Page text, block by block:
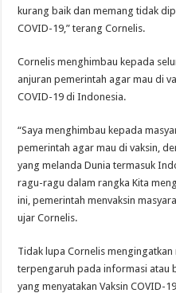
kurang baik dan memang tidak
COVID-19,” terang Cornelis.
Cornelis menghimbau kepada
anjuran pemerintah agar mau di
COVID-19 di Indonesia.
“Saya menghimbau kepada
pemerintah agar mau di vaksin,
yang melanda Dunia termasuk
ragu-ragu dalam rangka Kita
ini, pemerintah menvaksin
ujar Cornelis.
Tidak lupa Cornelis
terpengaruh pada informasi atau
yang menyatakan Vaksin COVID-